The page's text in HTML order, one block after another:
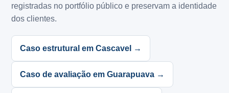
registradas no portfólio público e preservam a identidade
dos clientes.
Caso estrutural em Cascavel →
Caso de avaliação em Guarapuava →